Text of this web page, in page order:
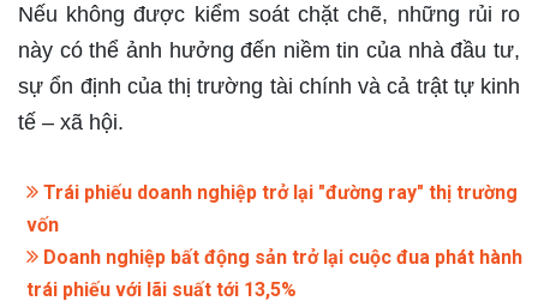
Nếu không được kiểm soát chặt chẽ, những rủi ro
này có thể ảnh hưởng đến niềm tin của nhà đầu tư,
sự ổn định của thị trường tài chính và cả trật tự kinh
tế – xã hội.
Trái phiếu doanh nghiệp trở lại "đường ray" thị trường
vốn
Doanh nghiệp bất động sản trở lại cuộc đua phát hành
trái phiếu với lãi suất tới 13,5%